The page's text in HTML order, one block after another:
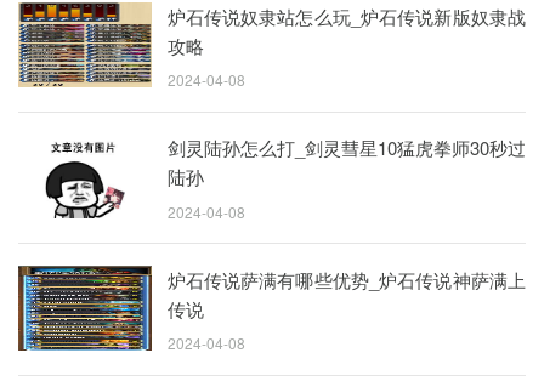
炉石传说奴隶站怎么玩_炉石传说新版奴隶战
攻略
2024-04-08
剑灵陆孙怎么打_剑灵彗星10猛虎拳师30秒过
陆孙
2024-04-08
炉石传说萨满有哪些优势_炉石传说神萨满上
传说
2024-04-08